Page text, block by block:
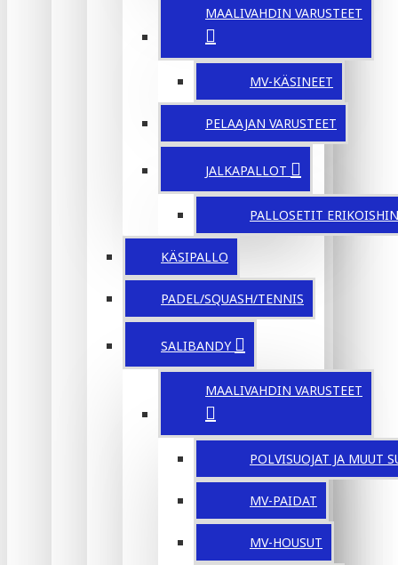
MAALIVAHDIN VARUSTEET
MV-KÄSINEET
PELAAJAN VARUSTEET
JALKAPALLOT
PALLOSETIT
KÄSIPALLO
PADEL/SQUASH/TENNIS
SALIBANDY
MAALIVAHDIN VARUSTEET
POLVISUOJAT JA MUUT
MV-PAIDAT
MV-HOUSUT